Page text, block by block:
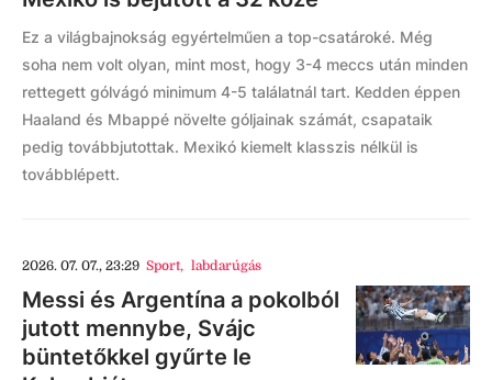
Ez a világbajnokság egyértelműen a top-csatároké. Még
soha nem volt olyan, mint most, hogy 3-4 meccs után minden
rettegett gólvágó minimum 4-5 találatnál tart. Kedden éppen
Haaland és Mbappé növelte góljainak számát, csapataik
pedig továbbjutottak. Mexikó kiemelt klasszis nélkül is
továbblépett.
2026. 07. 07., 23:29 Sport, labdarúgás
Messi és Argentína a pokolból
jutott mennybe, Svájc
büntetőkkel gyűrte le